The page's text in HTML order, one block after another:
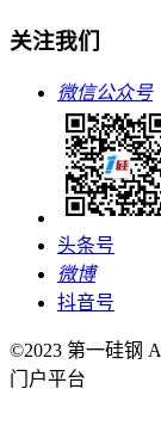
关注我们
微信公众号
头条号
微博
抖音号
©2023 第一硅钢
门户平台